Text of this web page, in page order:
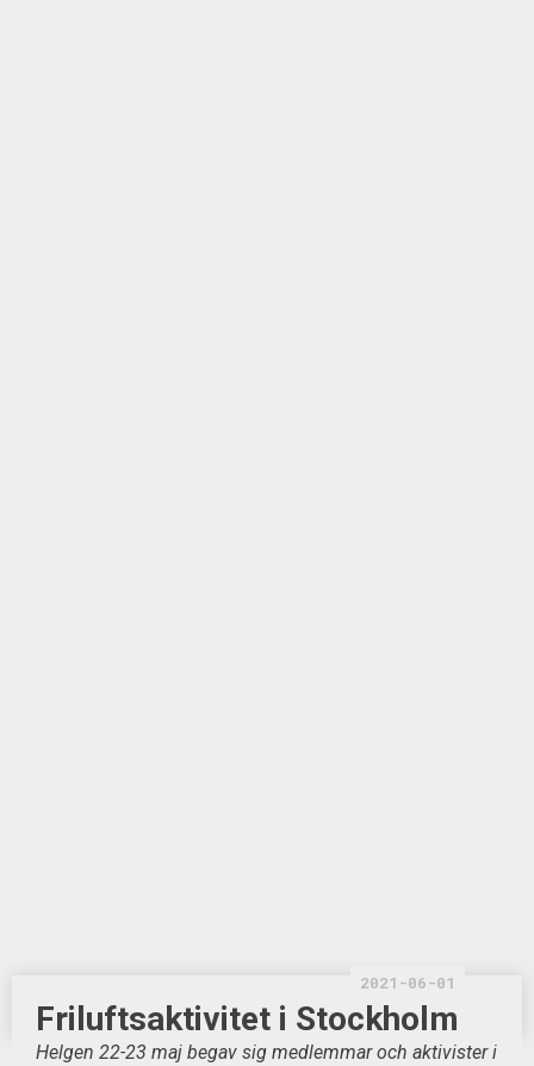
2021-06-01
Friluftsaktivitet i Stockholm
Helgen 22-23 maj begav sig medlemmar och aktivister i